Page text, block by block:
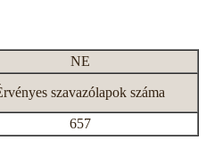
NE
szavazólapok száma
657